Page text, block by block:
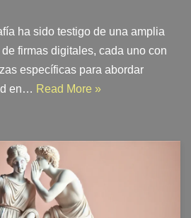
ha sido testigo de una amplia
firmas digitales, cada uno con
específicas para abordar
en… Read More »